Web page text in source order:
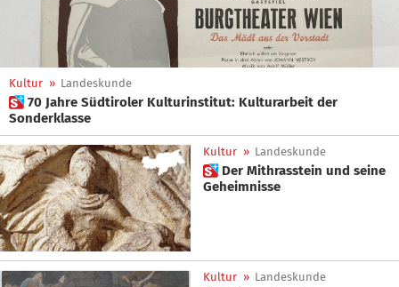
Kultur » Landeskunde
 70 Jahre Südtiroler Kulturinstitut: Kulturarbeit der
Sonderklasse
Kultur » Landeskunde
 Der Mithrasstein und seine
Geheimnisse
Kultur » Landeskunde